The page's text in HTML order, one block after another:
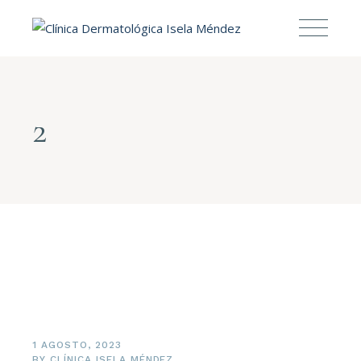
2
1 AGOSTO, 2023